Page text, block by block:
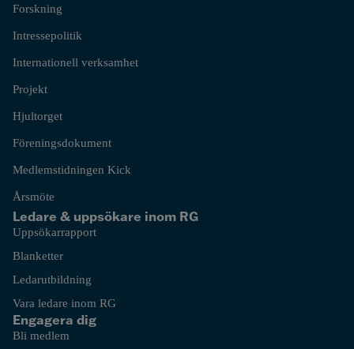
Forskning
Intressepolitik
Internationell verksamhet
Projekt
Hjultorget
Föreningsdokument
Medlemstidningen Kick
Årsmöte
Ledare & uppsökare inom RG
Uppsökarrapport
Blanketter
Ledarutbildning
Vara ledare inom RG
Engagera dig
Bli medlem